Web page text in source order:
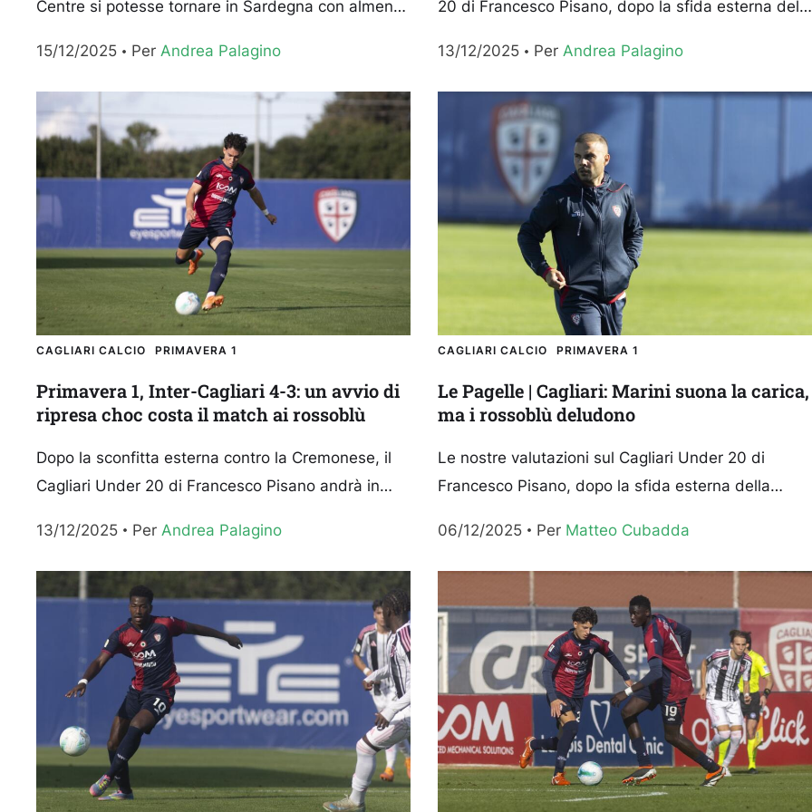
Centre si potesse tornare in Sardegna con almeno
15/12/2025
Per Andrea Palagino
20 di Francesco Pisano, dopo la sfida esterna della
1 contro l’Inter persa per 4-3. Le Pagelle Kehayov
5,5 – Una...
13/12/2025 Per Andrea Palagino
CAGLIARI CALCIO PRIMAVERA 1
Primavera 1, Inter-Cagliari 4-3: un avvio di
ripresa choc costa il match ai rossoblù
Dopo la sconfitta esterna contro la Cremonese, il
Cagliari Under 20 di Francesco Pisano andrà in
nella quindicesima...
13/12/2025 Per Andrea Palagino
CAGLIARI CALCIO PRIMAVERA 1
Le Pagelle | Cagliari: Marini suona la carica,
ma i rossoblù deludono
Le nostre valutazioni sul Cagliari Under 20 di
Francesco Pisano, dopo la sfida esterna della
Primavera 1 contro la Cremonese persa per...
06/12/2025 Per Matteo Cubadda